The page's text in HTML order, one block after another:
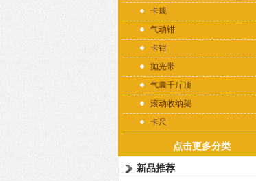
卡规
气动钳
卡钳
抛光带
气囊千斤顶
滚动收纳架
卡尺
点击更多分类
新品推荐